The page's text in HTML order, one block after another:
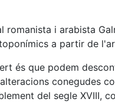
romanista i arabista
a partir de
és que podem
conegudes
del segle XVIII,